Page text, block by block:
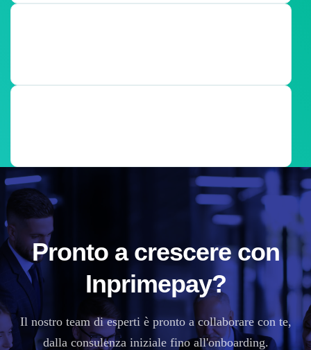
Pronto a crescere con
Inprimepay?
Il nostro team di esperti è pronto a collaborare con te,
dalla consulenza iniziale fino all'onboarding.